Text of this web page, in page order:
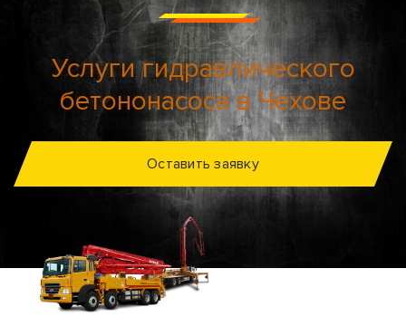
Услуги гидравлического
бетононасоса в Чехове
Оставить заявку